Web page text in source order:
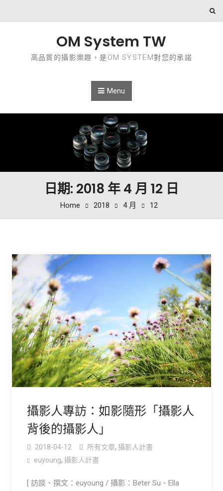
OM System TW
高品質的攝影樂趣，是OM SYSTEM對您的承諾
Menu
日期: 2018 年 4 月 12 日
Home 2018 4 月 12
攝影人專訪：如影隨形「攝影人
背後的攝影人」
2018-04-12 所有文章, 攝影人計畫
euyoung, 攝影人計畫
[ 訪談、撰文：euyoung / 攝影：Beter Su、Ella